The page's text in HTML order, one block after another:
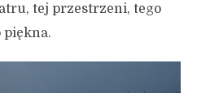
tej przestrzeni, tego
piękna.